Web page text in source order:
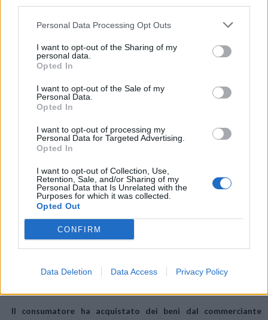
Personal Data Processing Opt Outs
I want to opt-out of the Sharing of my
personal data.
Opted In
I want to opt-out of the Sale of my
Personal Data.
Opted In
I want to opt-out of processing my
Personal Data for Targeted Advertising.
Opted In
I want to opt-out of Collection, Use,
Retention, Sale, and/or Sharing of my
Personal Data that Is Unrelated with the
Purposes for which it was collected.
Opted Out
CONFIRM
Data Deletion Data Access Privacy Policy
dati sulla sicurezza raccolti da Shapehanno mostrato che
questo semplice “gioco” sulla piattaforma online dell’azienda di
frode in un periodo di tre mesi, per un valore complessivo di 1,5
milioni di dollari e mance erogate per un importo di circa
Cashback e punti fedeltà: frode ai danni del principale
digital wallet
Il secondo caso ha coinvolto un portafoglio per i pagamenti
online leader del settore, che con la collusione è stato
Gli attori coinvolti, in questo caso, sono stati un finto
frodare la piattaforma a partire dai punti fedeltà.
Il consumatore ha acquistato dei beni dal commerciante